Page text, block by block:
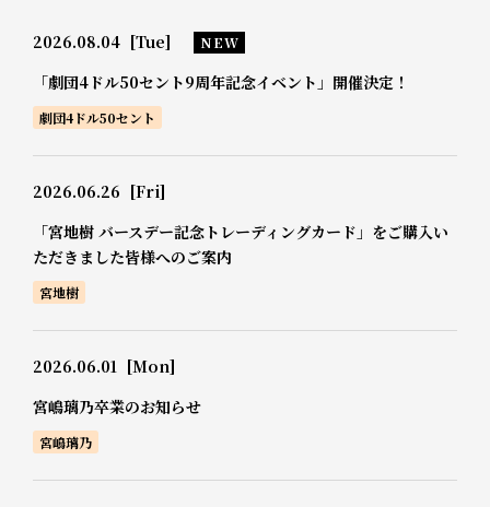
2026.08.04 [Tue] NEW
「劇団4ドル50セント9周年記念イベント」開催決定！
劇団4ドル50セント
2026.06.26 [Fri]
「宮地樹 バースデー記念トレーディングカード」をご購入い
ただきました皆様へのご案内
宮地樹
2026.06.01 [Mon]
宮嶋璃乃卒業のお知らせ
宮嶋璃乃